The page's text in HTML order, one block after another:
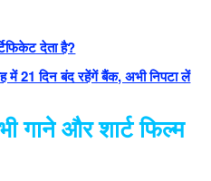
देता है?
21 दिन बंद रहेंगें बैंक, अभी निपटा लें
गाने और शार्ट फिल्म